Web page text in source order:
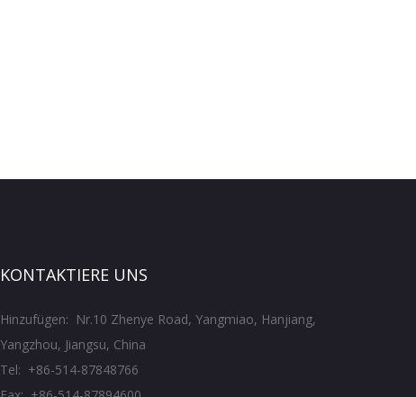
KONTAKTIERE UNS
Hinzufügen: Nr.10 Zhenye Road, Yangmiao, Hanjiang,
Yangzhou, Jiangsu, China
Tel: +86-514-87848766